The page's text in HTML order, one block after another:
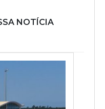
NOTÍCIA